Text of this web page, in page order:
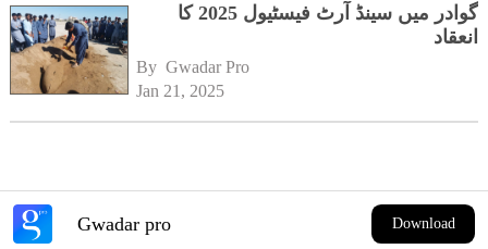
گوادر میں سینڈ آرٹ فیسٹیول 2025 کا
انعقاد
By Gwadar Pro
Jan 21, 2025
Gwadar pro Download